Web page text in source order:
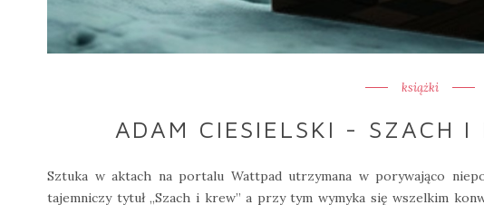
książki
ADAM CIESIELSKI - SZACH I
Sztuka w aktach na portalu Wattpad utrzymana w porywająco
tajemniczy tytuł „Szach i krew” a przy tym wymyka się wszelkim